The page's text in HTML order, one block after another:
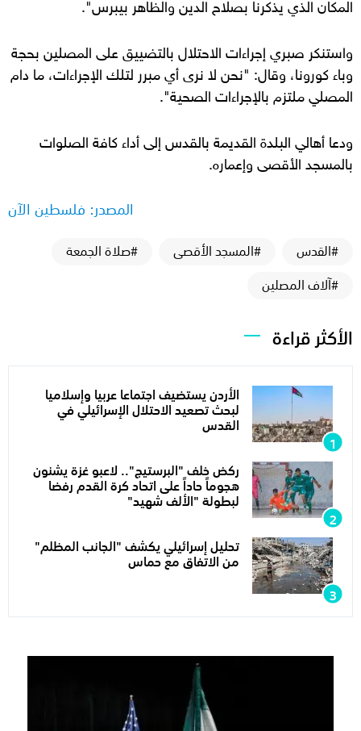
واستنكر صبري إجراءات الاحتلال بالتضييق على المصلين بحجة
وباء كورونا، وقال: "نحن لا نرى أي مبرر لتلك الإجراءات، ما دام
المصلي ملتزم بالإجراءات الصحية".
ودعا أهالي البلدة القديمة بالقدس إلى أداء كافة الصلوات
بالمسجد الأقصى وإعماره.
المصدر: فلسطين الآن
#القدس #المسجد الأقصى
#صلاة الجمعة
#آلاف المصلين
الأكثر قراءة
الأردن يستضيف اجتماعا عربيا وإسلاميا
لبحث تصعيد الاحتلال الإسرائيلي في
القدس
ركض خلف "البرستيج".. لاعبو غزة يشنون
هجوماً حاداً على اتحاد كرة القدم رفضا
لبطولة "الألف شهيد"
تحليل إسرائيلي يكشف "الجانب المظلم"
من الاتفاق مع حماس